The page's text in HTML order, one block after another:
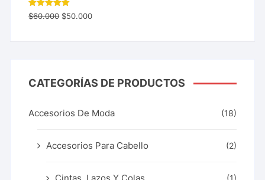
Valorado
con 5.00
$60.000 $50.000
CATEGORÍAS DE PRODUCTOS
Accesorios De Moda (18)
Accesorios Para Cabello (2)